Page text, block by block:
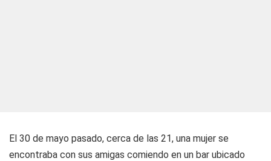
El 30 de mayo pasado, cerca de las 21, una mujer se
encontraba con sus amigas comiendo en un bar ubicado